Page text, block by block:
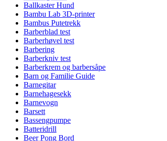
Ballkaster Hund
Bambu Lab 3D-printer
Bambus Putetrekk
Barberblad test
Barberhøvel test
Barbering
Barberkniv test
Barberkrem og barbersåpe
Barn og Familie Guide
Barnegitar
Barnehagesekk
Barnevogn
Barsett
Bassengpumpe
Batteridrill
Beer Pong Bord